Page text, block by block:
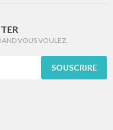
VOUS VOULEZ.
SOUSCRIRE